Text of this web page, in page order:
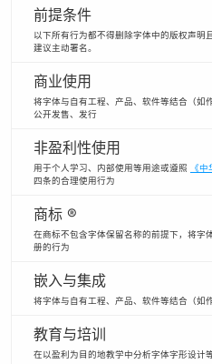
前提条件
以下所有行为都不得删除字体中的版权声明
建议主动署名。
商业使用
将字体与自有工程、产品、软件等结合（如
公开发售、发行
非盈利性使用
用于个人学习、内部使用等用途或遵照 《
四条的合理使用行为
商标 ®
在商标不包含字体保留名称的前提下，将字
册的行为
嵌入与集成
将字体与自有工程、产品、软件等结合（如
教育与培训
在以盈利为目的地教学中分析字体字形设计